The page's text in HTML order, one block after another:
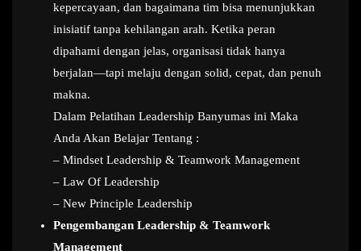
kepercayaan, dan bagaimana tim bisa menunjukkan
inisiatif tanpa kehilangan arah. Ketika peran
dipahami dengan jelas, organisasi tidak hanya
berjalan—tapi melaju dengan solid, cepat, dan penuh
makna.
Dalam Pelatihan Leadership Banyumas ini Maka
Anda Akan Belajar Tentang :
– Mindset Leadership & Teamwork Management
– Law Of Leadership
– New Principle Leadership
Pengembangan Leadership & Teamwork
Management